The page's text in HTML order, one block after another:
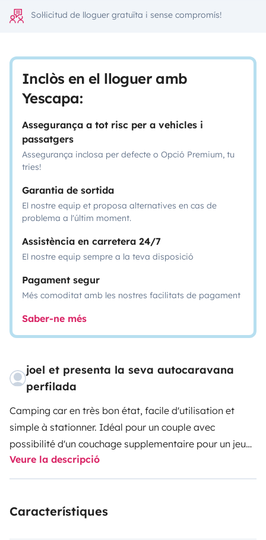
Sol·licitud de lloguer gratuïta i sense compromís!
Inclòs en el lloguer amb
Yescapa:
Assegurança a tot risc per a vehicles i
passatgers
Assegurança inclosa per defecte o Opció Premium, tu
tries!
Garantia de sortida
El nostre equip et proposa alternatives en cas de
problema a l'últim moment.
Assistència en carretera 24/7
El nostre equip sempre a la teva disposició
Pagament segur
Més comoditat amb les nostres facilitats de pagament
Saber-ne més
joel et presenta la seva autocaravana
perfilada
Camping car en très bon état, facile d'utilisation et
simple à stationner. Idéal pour un couple avec
possibilité d'un couchage supplementaire pour un jeune
enfant.Spacieux et bien aménagé à l'interieur avec
beaucoup de rangements il possède un grand frigo,
ce qui permet de rester autonome plusieurs jours.
Veure la descripció
Característiques